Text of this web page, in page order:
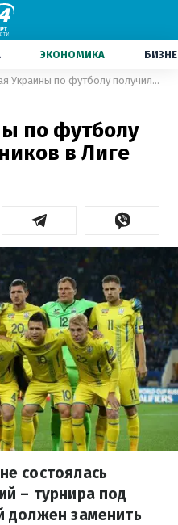
ЭКОНОМИКА
Сборная Украины по футболу получила соперников в Лиге наций УЕФА
по футболу
в Лиге
состоялась
– турнира под
должен заменить